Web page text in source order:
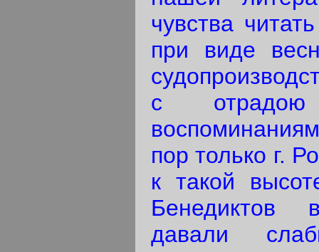
чувства
при виде
с отрадою
пор только г.
к такой
Бенедиктов
давали